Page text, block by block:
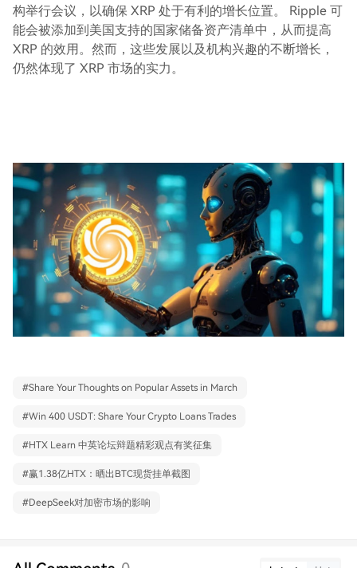
构举行会议，以确保 XRP 处于有利的增长位置。 Ripple 可
能会被添加到美国支持的国家储备资产清单中，从而提高
XRP 的效用。然而，这些发展以及机构兴趣的不断增长，
仍然体现了 XRP 市场的实力。
#Share Your Thoughts on Popular Assets in March
#Win 400 USDT: Share Your Crypto Loans Trades
#HTX Learn 中英论坛辩题精彩观点有奖征集
#赢1.38亿HTX：晒出BTC现货挂单截图
#DeepSeek对加密市场的影响